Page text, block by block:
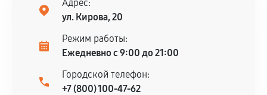
Адрес:
ул. Кирова, 20
Режим работы:
Ежедневно с 9:00 до 21:00
Городской телефон:
+7 (800) 100-47-62